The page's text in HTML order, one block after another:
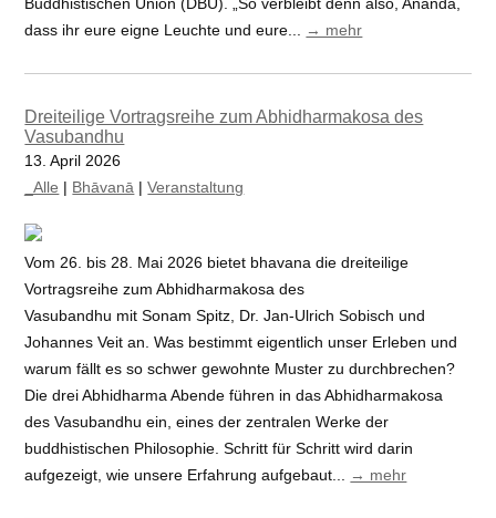
Buddhistischen Union (DBU). „So verbleibt denn also, Ananda,
dass ihr eure eigne Leuchte und eure... → mehr
Dreiteilige Vortragsreihe zum Abhidharmakosa des
Vasubandhu
13. April 2026
_Alle | Bhāvanā |Veranstaltung
Vom 26. bis 28. Mai 2026 bietet bhavana die dreiteilige
Vortragsreihe zum Abhidharmakosa des
Vasubandhu mit Sonam Spitz, Dr. Jan-Ulrich Sobisch und
Johannes Veit an. Was bestimmt eigentlich unser Erleben und
warum fällt es so schwer gewohnte Muster zu durchbrechen?
Die drei Abhidharma Abende führen in das Abhidharmakosa
des Vasubandhu ein, eines der zentralen Werke der
buddhistischen Philosophie. Schritt für Schritt wird darin
aufgezeigt, wie unsere Erfahrung aufgebaut... → mehr